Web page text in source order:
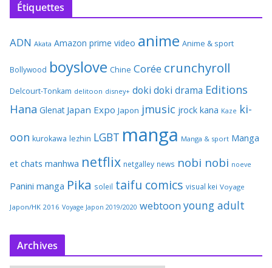
Étiquettes
ADN Akata Amazon prime video anime Anime & sport
Bollywood boyslove Chine Corée crunchyroll
Delcourt-Tonkam delitoon disney+ doki doki drama Editions
Hana Glenat Japan Expo Japon jmusic jrock kana Kaze ki-
oon kurokawa lezhin LGBT manga Manga & sport Manga
et chats manhwa netflix netgalley news nobi nobi noeve
Panini manga Pika soleil taifu comics visual kei Voyage
Japon/HK 2016 Voyage Japon 2019/2020 webtoon young adult
Archives